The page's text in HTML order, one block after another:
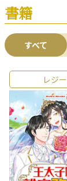
書籍
すべて
レジ